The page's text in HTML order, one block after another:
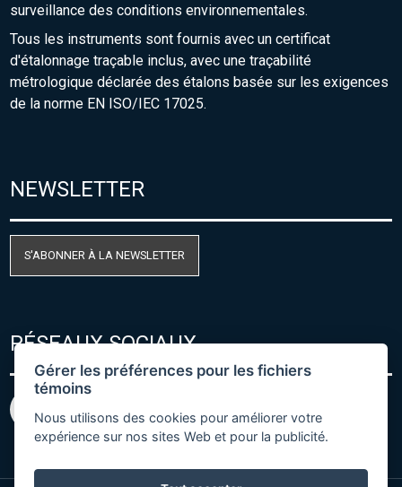
surveillance des conditions environnementales.
Tous les instruments sont fournis avec un certificat
d'étalonnage traçable inclus, avec une traçabilité
métrologique déclarée des étalons basée sur les exigences
de la norme EN ISO/IEC 17025.
NEWSLETTER
S'ABONNER À LA NEWSLETTER
RÉSEAUX SOCIAUX
Gérer les préférences pour les fichiers
témoins
Nous utilisons des cookies pour améliorer votre
expérience sur nos sites Web et pour la publicité.